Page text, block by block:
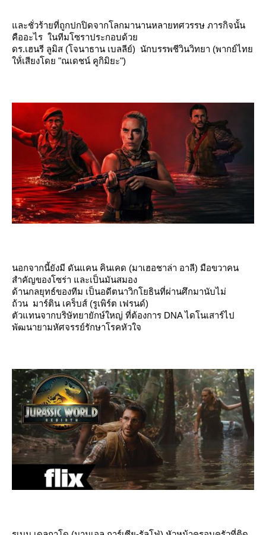
ละชั่วร้ายที่ถูกปกปิดจากโลกมานานหลายทศวรรษ ภารกิจนั้น
คืออะไร ในทีมโซราประกอบด้ว
ดร.เฮนรี ลูมิส (โจนาธาน เบลลีย์) นักบรรพชีวินวิทยา (พากย์ไท
ห้่เสียงโดย "ณเดชน์ คูกิมิยะ")
นอกจากนี้ยังมี ดันแคน คินเคด (มาเฮอชาล่า อาลี) มือขวาคน
สำคัญของโซร่า และเป็นมันสมอง
ด้านกลยุทธ์ของทีม เป็นอดีตนาวิกโยธินที่ผ่านศึกมานับไม่
ถ้วน มาร์ติน เคร็บส์ (รูเพิร์ต เฟรนด์)
ตัวแทนจากบริษัทยายักษ์ใหญ่ ที่ต้องการ DNA ไดโนเสาร์ไป
พัฒนายามหัศจรรย์รักษาโรคหัวใจ